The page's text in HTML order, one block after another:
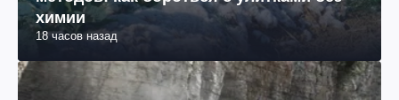
химии
18 часов назад